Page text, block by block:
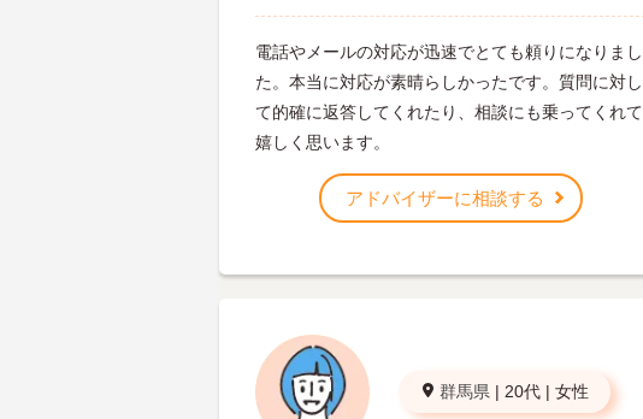
電話やメールの対応が迅速でとても頼りになりまし
た。本当に対応が素晴らしかったです。質問に対し
て的確に返答してくれたり、相談にも乗ってくれて
嬉しく思います。
アドバイザーに相談する
群馬県 | 20代 | 女性